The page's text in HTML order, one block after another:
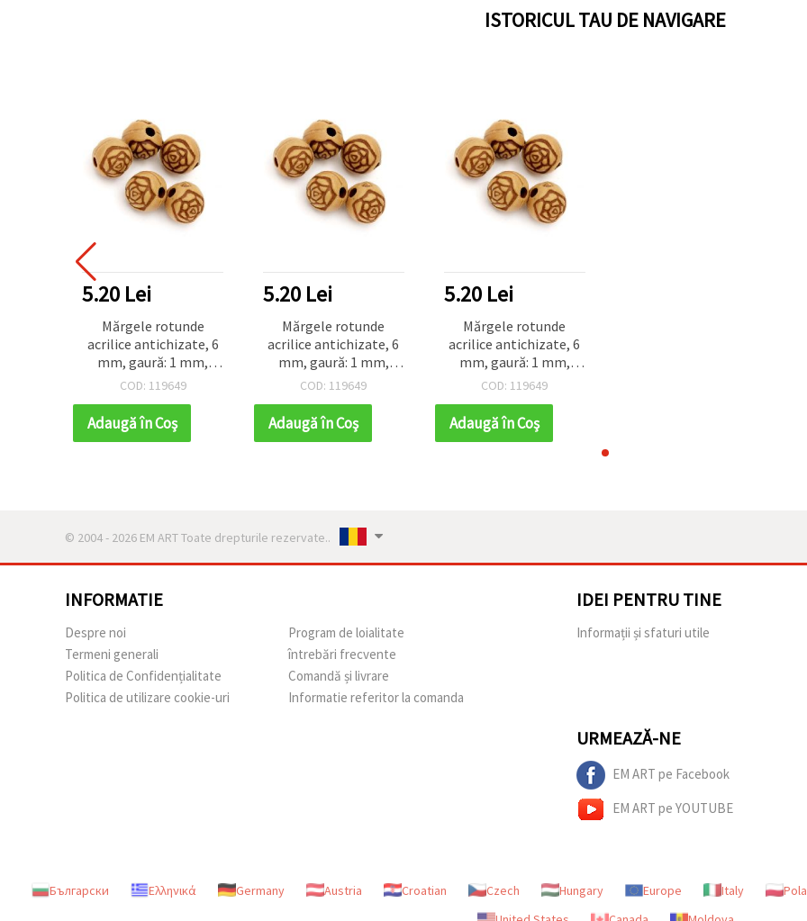
ISTORICUL TAU DE NAVIGARE
5.20 Lei
Mărgele rotunde
acrilice antichizate, 6
mm, gaură: 1 mm,
maro - 50 g (~430 buc.)
COD: 119649
Adaugă în Coş
5.20 Lei
Mărgele rotunde
acrilice antichizate, 6
mm, gaură: 1 mm,
maro - 50 g (~430 buc.)
COD: 119649
Adaugă în Coş
5.20 Lei
Mărgele rotunde
acrilice antichizate, 6
mm, gaură: 1 mm,
maro - 50 g (~430 buc.)
COD: 119649
Adaugă în Coş
© 2004 - 2026 EM ART Toate drepturile rezervate..
INFORMATIE
Despre noi
Termeni generali
Politica de Confidențialitate
Politica de utilizare cookie-uri
Program de loialitate
întrebări frecvente
Comandă și livrare
Informatie referitor la comanda
IDEI PENTRU TINE
Informații și sfaturi utile
URMEAZĂ-NE
EM ART pe Facebook
EM ART pe YOUTUBE
Български Ελληνικά Germany Austria Croatian Czech Hungary Europe Italy